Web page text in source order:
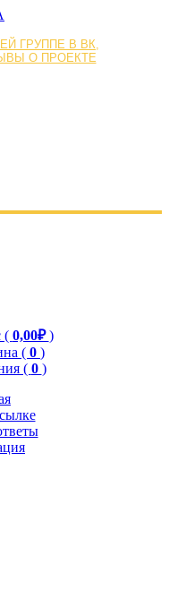
ГРУППЕ В ВК,
О ПРОЕКТЕ
( 0,00₽)
( 0 )
( 0 )